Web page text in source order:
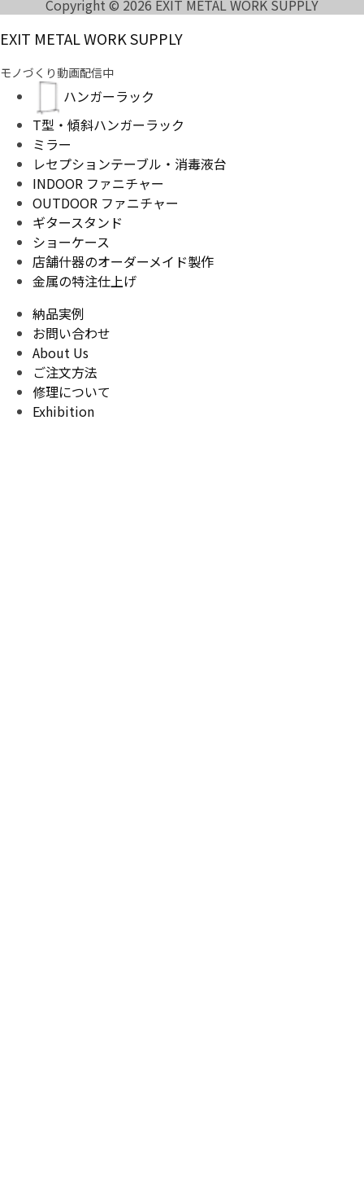
Copyright © 2026 EXIT METAL WORK SUPPLY
EXIT METAL WORK SUPPLY
モノづくり動画配信中
ハンガーラック
T型・傾斜ハンガーラック
ミラー
レセプションテーブル・消毒液台
INDOOR ファニチャー
OUTDOOR ファニチャー
ギタースタンド
ショーケース
店舗什器のオーダーメイド製作
金属の特注仕上げ
納品実例
お問い合わせ
About Us
ご注文方法
修理について
Exhibition